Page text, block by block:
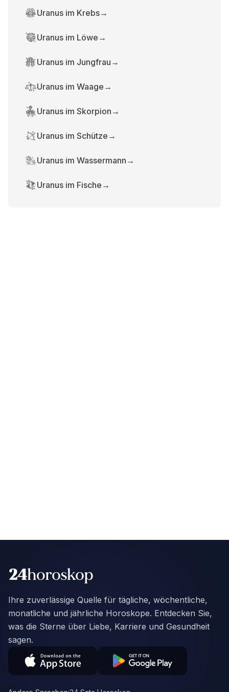
Uranus im Krebs→
Uranus im Löwe →
Uranus im Jungfrau →
Uranus im Waage →
Uranus im Skorpion →
Uranus im Schütze →
Uranus im Wassermann →
Uranus im Fische →
Ihre zuverlässige Quelle für tägliche, wöchentliche,
monatliche und jährliche Horoskope. Entdecken Sie,
was die Sterne über Liebe, Karriere und Gesundheit
sagen.